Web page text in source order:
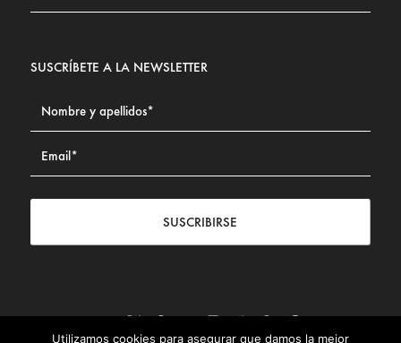
SUSCRÍBETE A LA NEWSLETTER
SUSCRIBIRSE
Utilizamos cookies para asegurar que damos la mejor